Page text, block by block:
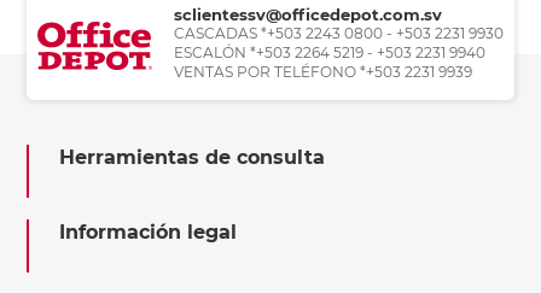
sclientessv@officedepot.com.sv
CASCADAS *+503 2243 0800 - +503 2231 9930
ESCALÓN *+503 2264 5219 - +503 2231 9940
VENTAS POR TELÉFONO *+503 2231 9939
Herramientas de consulta
Información legal